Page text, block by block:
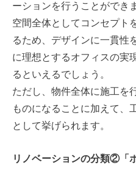
ーションを行うことができ
空間全体としてコンセプト
るため、デザインに一貫性
に理想とするオフィスの実
るといえるでしょう。
ただし、物件全体に施工を
ものになることに加えて、
として挙げられます。
リノベーションの分類②「